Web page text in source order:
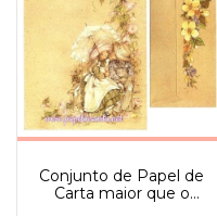
Conjunto de Papel de
Carta maior que o